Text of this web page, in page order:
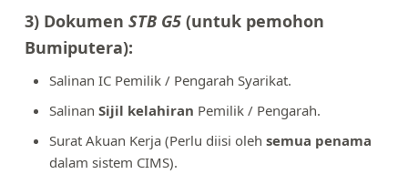
3) Dokumen STB G5(untuk pemohon
Bumiputera):
Salinan IC Pemilik / Pengarah Syarikat.
Salinan Sijil kelahiran Pemilik / Pengarah.
Surat Akuan Kerja (Perlu diisi oleh semua penama
dalam sistem CIMS).